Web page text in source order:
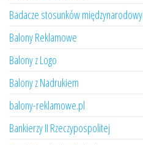
Badacze stosunków
Balony Reklamowe
Balony z Logo
Balony z Nadrukiem
balony-reklamowe.pl
Bankierzy II Rzeczypospolitej